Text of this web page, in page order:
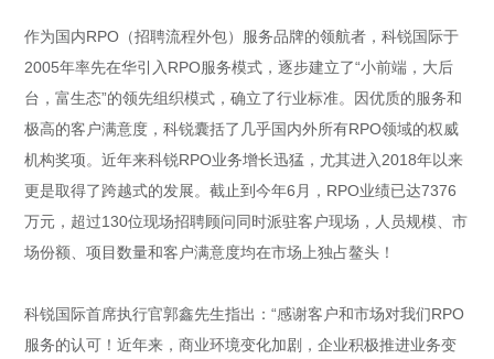
作为国内RPO （招聘流程外包） 服务品牌的领航者，科锐国际于
2005年率先在华引入RPO服务模式，逐步建立了“小前端，大后
台，富生态”的领先组织模式，确立了行业标准。因优质的服务和
极高的客户满意度，科锐囊括了几乎国内外所有RPO领域的权威
机构奖项。近年来科锐RPO业务增长迅猛，尤其进入2018年以来
更是取得了跨越式的发展。截止到今年6月，RPO业绩已达7376
万元，超过130位现场招聘顾问同时派驻客户现场，人员规模、市
场份额、项目数量和客户满意度均在市场上独占鳌头！
科锐国际首席执行官郭鑫先生指出：“感谢客户和市场对我们RPO
服务的认可！近年来，商业环境变化加剧，企业积极推进业务变